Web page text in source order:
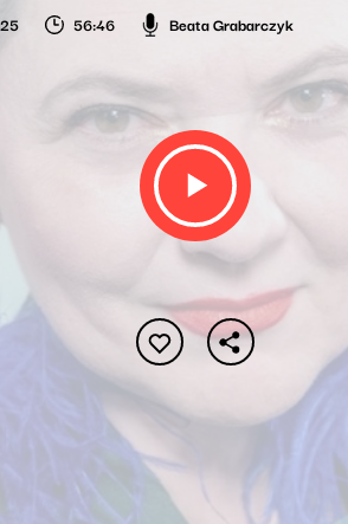
56:46 Beata Grabarczyk